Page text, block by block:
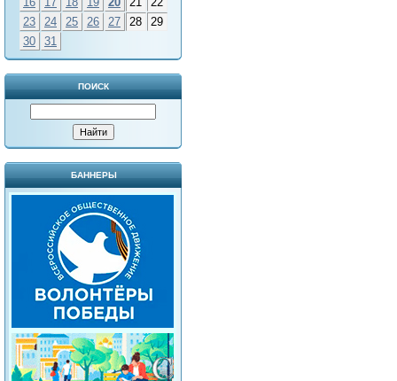
23
24 25 26 27 28
29
30
31
ПОИСК
БАННЕРЫ